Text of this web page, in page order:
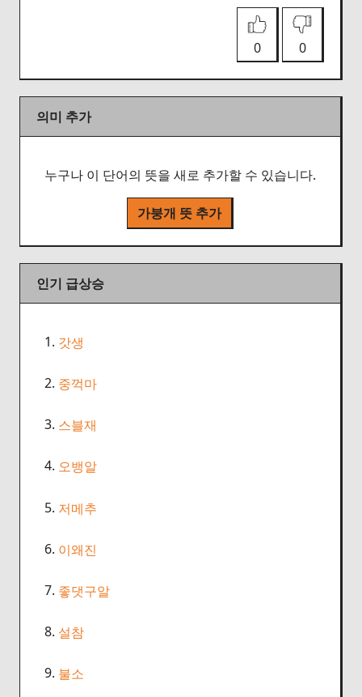
0 0
의미 추가
누구나 이 단어의 뜻을 새로 추가할 수 있습니다.
가붕개 뜻 추가
인기 급상승
1. 갓생
2. 중꺽마
3. 스블재
4. 오뱅알
5. 저메추
6. 이왜진
7. 좋댓구알
8. 설참
9. 불소